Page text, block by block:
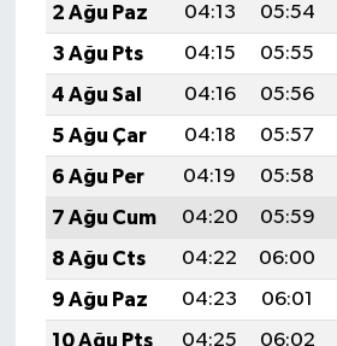
2 Ağu Paz
04:13 05:54
3 Ağu Pts
04:15 05:55
4 Ağu Sal
04:16 05:56
5 Ağu Çar
04:18 05:57
6 Ağu Per
04:19 05:58
7 Ağu Cum
04:20 05:59
8 Ağu Cts
04:22 06:00
9 Ağu Paz
04:23 06:01
10 Ağu Pts
04:25 06:02